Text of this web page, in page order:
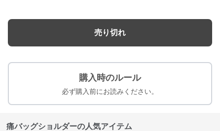
売り切れ
購入時のルール
必ず購入前にお読みください。
痛バッグショルダーの人気アイテム